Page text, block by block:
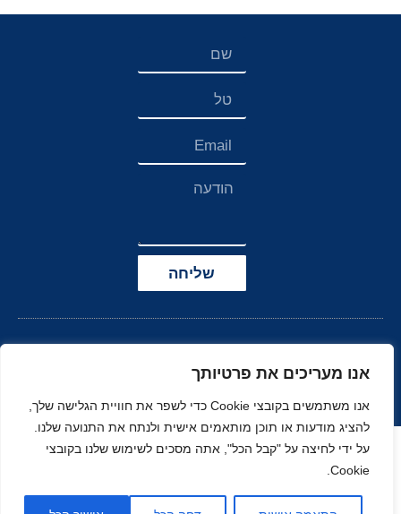
אנו מעריכים את פרטיותך
אנו משתמשים בקובצי Cookie כדי לשפר את חוויית הגלישה שלך,
להציג מודעות או תוכן מותאמים אישית ולנתח את התנועה שלנו.
על ידי לחיצה על "קבל הכל", אתה מסכים לשימוש שלנו בקובצי
Cookie.
שליחה
הצהרת נגישות